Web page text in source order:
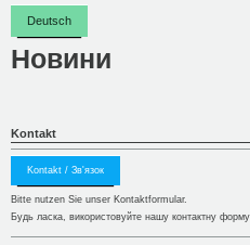
Deutsch
Новини
Kontakt
Kontakt / Зв'язок
Bitte nutzen Sie unser Kontaktformular.
Будь ласка, використовуйте нашу контактну форму